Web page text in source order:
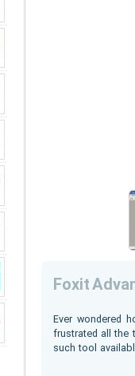
Foxit
Ever wondered
frustrated all the
such tool